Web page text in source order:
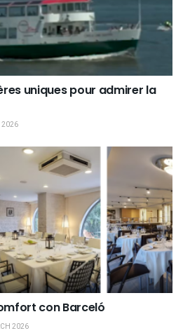
uniques pour admirer la
2026
con Barceló
2026